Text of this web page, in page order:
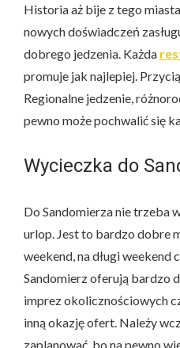
Historia aż bije z tego
nowych doświadczeń
dobrego jedzenia. Każda
promuje jak najlepiej.
Regionalne jedzenie,
pewno może pochwalić się
Wycieczka do
Do Sandomierza nie trzeba
urlop. Jest to bardzo dobre
weekend, na długi weekend
Sandomierz oferują bardzo
imprez okolicznościowych
inną okazję ofert. Należy
zaplanować, bo na pewno